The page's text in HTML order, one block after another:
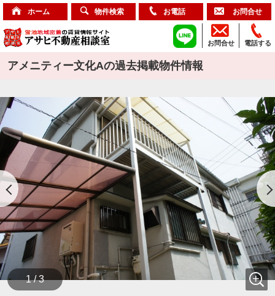
ホーム 物件検索 お電話 お問合せ
電話する
お問合せ
アメニティー文化Aの過去掲載物件情報
1 / 3